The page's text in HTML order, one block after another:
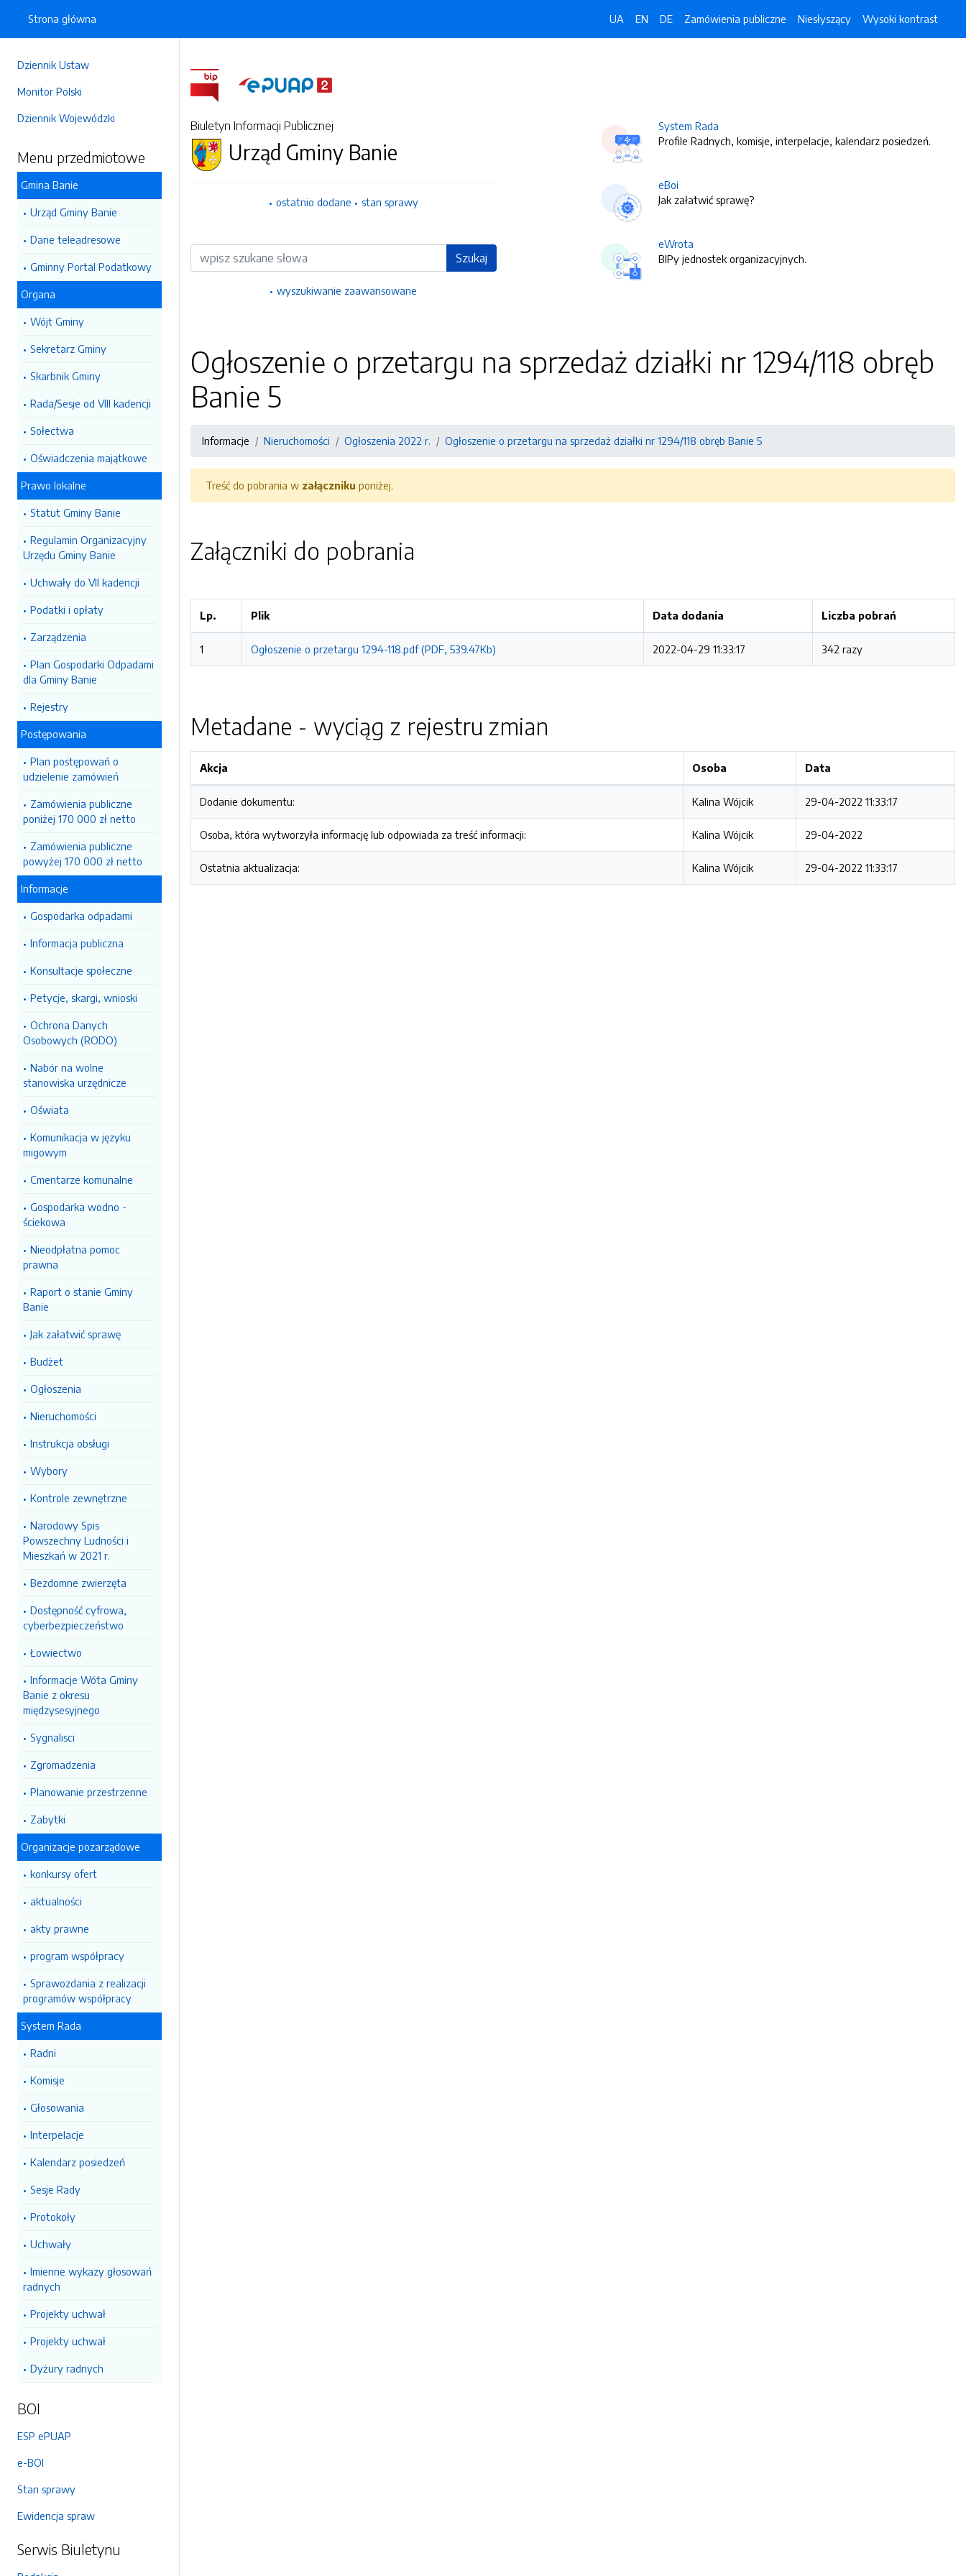
Dziennik Ustaw
Monitor Polski
Dziennik Wojewódzki
Menu przedmiotowe
Gmina Banie
Urząd Gminy Banie
Dane teleadresowe
Gminny Portal Podatkowy
Organa
Wójt Gminy
Sekretarz Gminy
Skarbnik Gminy
Rada/Sesje od VIII kadencji
Sołectwa
Oświadczenia majątkowe
Prawo lokalne
Statut Gminy Banie
Regulamin Organizacyjny
Urzędu Gminy Banie
Uchwały do VII kadencji
Podatki i opłaty
Zarządzenia
Plan Gospodarki Odpadami
dla Gminy Banie
Rejestry
Postępowania
Plan postępowań o
udzielenie zamówień
Zamówienia publiczne
poniżej 170 000 zł netto
Zamówienia publiczne
powyżej 170 000 zł netto
Informacje
Gospodarka odpadami
Informacja publiczna
Konsultacje społeczne
Petycje, skargi, wnioski
Ochrona Danych
Osobowych (RODO)
Nabór na wolne
stanowiska urzędnicze
Oświata
Komunikacja w języku
migowym
Cmentarze komunalne
Gospodarka wodno -
ściekowa
Nieodpłatna pomoc
prawna
Raport o stanie Gminy
Banie
Jak załatwić sprawę
Budżet
Ogłoszenia
Nieruchomości
Instrukcja obsługi
Wybory
Kontrole zewnętrzne
Narodowy Spis
Powszechny Ludności i
Mieszkań w 2021 r.
Bezdomne zwierzęta
Dostępność cyfrowa,
cyberbezpieczeństwo
Łowiectwo
Informacje Wóta Gminy
Banie z okresu
międzysesyjnego
Sygnalisci
Zgromadzenia
Planowanie przestrzenne
Zabytki
Organizacje pozarządowe
konkursy ofert
aktualności
akty prawne
program współpracy
Sprawozdania z realizacji
programów współpracy
System Rada
Radni
Komisje
Głosowania
Interpelacje
Kalendarz posiedzeń
Sesje Rady
Protokoły
Uchwały
Imienne wykazy głosowań
radnych
Projekty uchwał
Projekty uchwał
Dyżury radnych
BOI
ESP ePUAP
e-BOI
Stan sprawy
Ewidencja spraw
Serwis Biuletynu
Strona główna UA EN DE Zamówienia publiczne Niesłyszący Wysoki kontrast
Biuletyn Informacji Publicznej
Urząd Gminy Banie
ostatnio dodane stan sprawy
Wyszukiwarka Szukaj
wyszukiwanie zaawansowane
System Rada
Profile Radnych, komisje, interpelacje, kalendarz posiedzeń.
eBoi
Jak załatwić sprawę?
eWrota
BIPy jednostek organizacyjnych.
Ogłoszenie o przetargu na sprzedaż działki nr 1294/118 obręb
Banie 5
Informacje Nieruchomości Ogłoszenia 2022 r. Ogłoszenie o przetargu na sprzedaż działki nr 1294/118 obręb Banie 5
Treść do pobrania w załączniku poniżej.
Załączniki do pobrania
Lp. Plik Data dodania Liczba pobrań
1 Ogłoszenie o przetargu 1294-118.pdf (PDF, 539.47Kb) 2022-04-29 11:33:17 342 razy
Metadane - wyciąg z rejestru zmian
Akcja Osoba Data
Dodanie dokumentu: Kalina Wójcik 29-04-2022 11:33:17
Osoba, która wytworzyła informację lub odpowiada za treść informacji: Kalina Wójcik 29-04-2022
Ostatnia aktualizacja: Kalina Wójcik 29-04-2022 11:33:17